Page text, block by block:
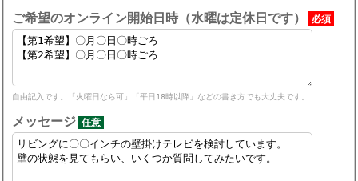
ご希望のオンライン開始日時（水曜は定休日です） 必須
自由記入です。「火曜日なら可」「平日18時以降」などの書き方でも大丈夫です。
メッセージ 任意